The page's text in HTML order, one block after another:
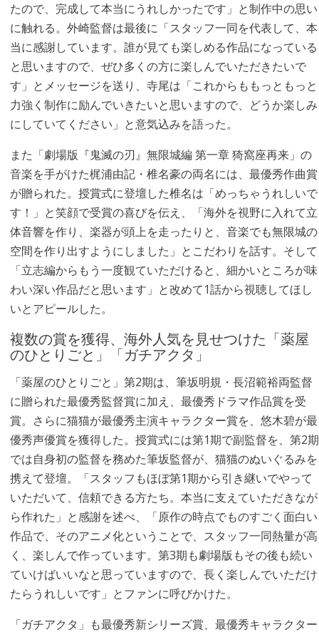
たので、完成して本当にうれしかったです」と制作中の思い
に触れる。外崎監督は最後に「スタッフ一同を代表して、本
当に感謝しています。誰が見ても楽しめる作品になっている
と思いますので、ぜひ多くの方に楽しんでいただきたいで
す」とメッセージを送り、寺尾は「これからももっともっと
力強く制作に励んでいきたいと思いますので、どうか楽しみ
にしていてください」と意気込みを語った。
また「劇場版『鬼滅の刃』無限城編 第一章 猗窩座再来」の
音楽を手がけた梶浦由記・椎名豪の両名には、最優秀作曲賞
が贈られた。授賞式に登壇した椎名は「めっちゃうれしいで
す！」と笑顔で受賞の喜びを伝え、「海外を視野に入れて立
体音響を作り、楽器が頭上を走ったりと、音楽でも無限城の
空間を作り出すようにしました」とこだわりを話す。そして
「立志編からもう一度観ていただけると、細かいところが味
わい深い作品だと思います」と改めて1話から視聴してほし
いとアピールした。
複数の賞を獲得、海外人気を見せつけた「薬屋
のひとりごと」「ガチアクタ」
「薬屋のひとりごと」第2期は、筆坂明規・長沼範裕両監督
に贈られた最優秀監督賞に加え、最優秀ドラマ作品賞を受
賞。さらに猫猫が最優秀主演キャラクター賞を、悠木碧が最
優秀声優賞を獲得した。授賞式には第1期で副監督を、第2期
では自身初の監督を務めた筆坂監督が、猫猫のぬいぐるみを
携えて登壇。「スタッフもほぼ第1期から引き継いでやって
いただいて、信頼できる方たち。本当に支えていただきなが
ら作れた」と感謝を述べ、「原作の時点でものすごく面白い
作品で、そのアニメ化ということで、スタッフ一同熱量が高
く、楽しんで作っています。第3期も劇場版もその後も続い
ていけばいいなと思っていますので、長く楽しんでいただけ
たらうれしいです」とファンに呼びかけた。
「ガチアクタ」も最優秀新シリーズ賞、最優秀キャラクター